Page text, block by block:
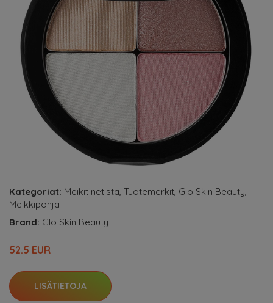
Kategoriat: Meikit netistä, Tuotemerkit, Glo Skin Beauty,
Meikkipohja
Brand: Glo Skin Beauty
52.5 EUR
LISÄTIETOJA